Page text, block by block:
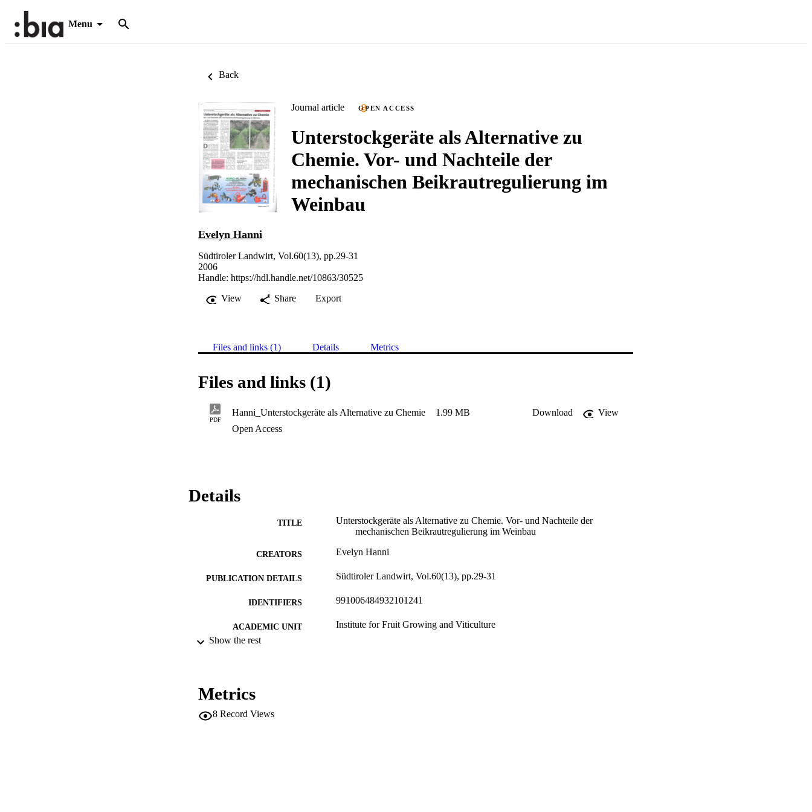
Menu
Back
Journal article OPEN ACCESS
Unterstockgeräte als Alternative zu
Chemie. Vor- und Nachteile der
mechanischen Beikrautregulierung im
Weinbau
Evelyn Hanni
Südtiroler Landwirt, Vol.60(13), pp.29-31
2006
Handle: https://hdl.handle.net/10863/30525
View
Share Export
Files and links (1) Details Metrics
Files and links (1)
PDF
Hanni_Unterstockgeräte als Alternative zu Chemie 1.99 MB Download
View
Open Access
Details
TITLE
Unterstockgeräte als Alternative zu Chemie. Vor- und Nachteile der
mechanischen Beikrautregulierung im Weinbau
CREATORS Evelyn Hanni
PUBLICATION DETAILS Südtiroler Landwirt, Vol.60(13), pp.29-31
IDENTIFIERS 991006484932101241
ACADEMIC UNIT Institute for Fruit Growing and Viticulture
Show the rest
Metrics
8 Record Views